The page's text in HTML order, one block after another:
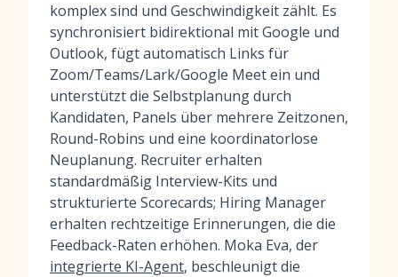
komplex sind und Geschwindigkeit zählt. Es
synchronisiert bidirektional mit Google und
Outlook, fügt automatisch Links für
Zoom/Teams/Lark/Google Meet ein und
unterstützt die Selbstplanung durch
Kandidaten, Panels über mehrere Zeitzonen,
Round-Robins und eine koordinatorlose
Neuplanung. Recruiter erhalten
standardmäßig Interview-Kits und
strukturierte Scorecards; Hiring Manager
erhalten rechtzeitige Erinnerungen, die die
Feedback-Raten erhöhen. Moka Eva, der
integrierte KI-Agent, beschleunigt die